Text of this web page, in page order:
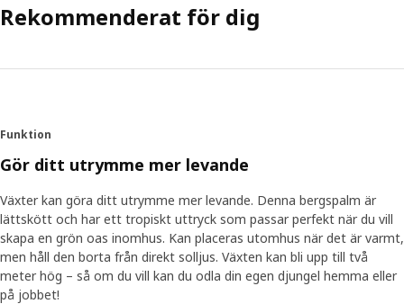
Rekommenderat för dig
Funktion
Gör ditt utrymme mer levande
Växter kan göra ditt utrymme mer levande. Denna bergspalm är
lättskött och har ett tropiskt uttryck som passar perfekt när du vill
skapa en grön oas inomhus. Kan placeras utomhus när det är varmt,
men håll den borta från direkt solljus. Växten kan bli upp till två
meter hög – så om du vill kan du odla din egen djungel hemma eller
på jobbet!